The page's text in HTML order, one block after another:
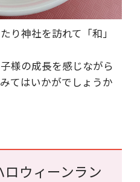
り神社を訪れて「和」
様の成長を感じながら
てはいかがでしょうか
ウィーンラン